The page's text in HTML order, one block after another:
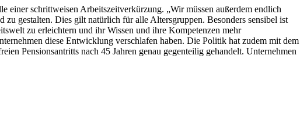
einer schrittweisen Arbeitszeitverkürzung. „Wir müssen außerdem endlich
gestalten. Dies gilt natürlich für alle Altersgruppen. Besonders sensibel ist
zu erleichtern und ihr Wissen und ihre Kompetenzen mehr
diese Entwicklung verschlafen haben. Die Politik hat zudem mit dem
Pensionsantritts nach 45 Jahren genau gegenteilig gehandelt. Unternehmen